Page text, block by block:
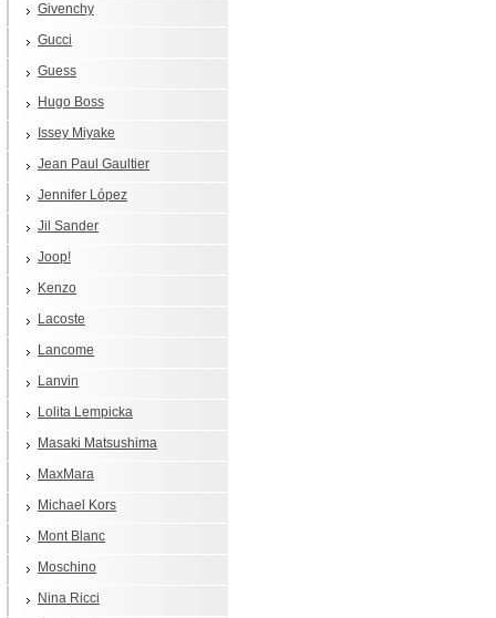
Givenchy
Gucci
Guess
Hugo Boss
Issey Miyake
Jean Paul Gaultier
Jennifer López
Jil Sander
Joop!
Kenzo
Lacoste
Lancome
Lanvin
Lolita Lempicka
Masaki Matsushima
MaxMara
Michael Kors
Mont Blanc
Moschino
Nina Ricci